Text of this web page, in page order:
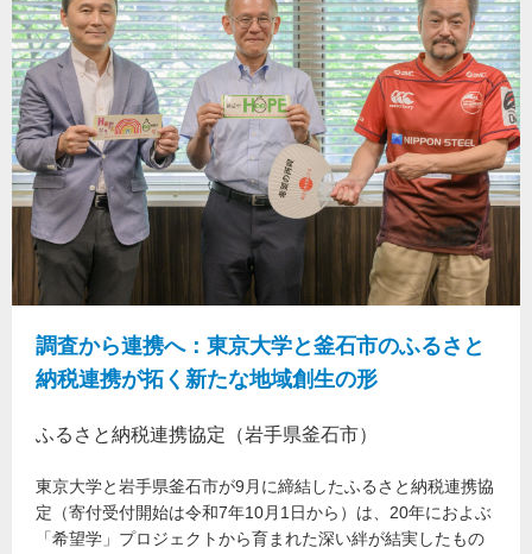
調査から連携へ：東京大学と釜石市のふるさと
納税連携が拓く新たな地域創生の形
ふるさと納税連携協定（岩手県釜石市）
東京大学と岩手県釜石市が9月に締結したふるさと納税連携協
定（寄付受付開始は令和7年10月1日から）は、20年におよぶ
「希望学」プロジェクトから育まれた深い絆が結実したもの